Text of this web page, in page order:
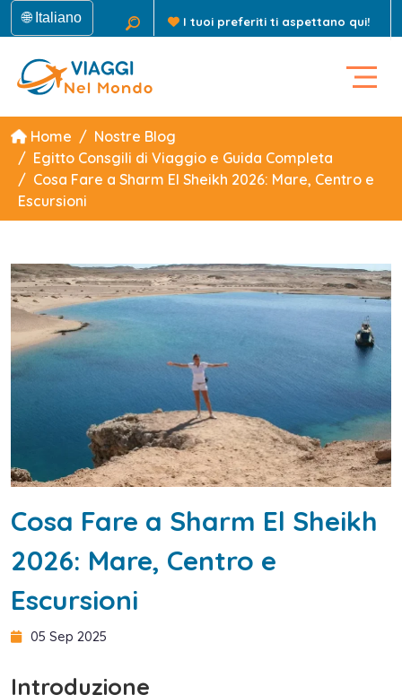
🌐 Italiano I tuoi preferiti ti aspettano qui!
Home
Nostre Blog
Egitto Consgili di Viaggio e Guida Completa
Cosa Fare a Sharm El Sheikh 2026: Mare, Centro e
Escursioni
Cosa Fare a Sharm El Sheikh
2026: Mare, Centro e
Escursioni
05 Sep 2025
Introduzione